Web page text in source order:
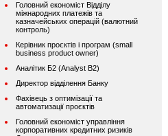
Головний економіст Відділу
міжнародних платежів та
казначейських операцій (валютний
контроль)
Керівник проєктів і програм (small
business product owner)
Аналітик Б2 (Analyst B2)
Директор відділення Банку
Фахівець з оптимізації та
автоматизації проєктів
Головний економіст управління
корпоративних кредитних ризиків